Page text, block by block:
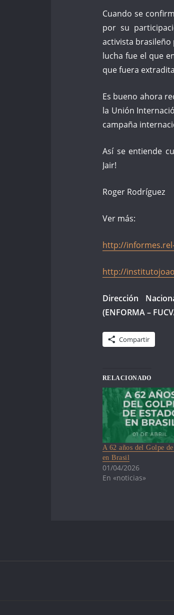
Cuando se
por su
activista brasileño
lucha fue el que
que fuera
Es bueno ahora
la Unión
campaña
Así se entiende
Jair!
Roger Rodríguez
Ver más:
http://
http://
Dirección
(ENFORMA –
Compartir
RELACIONADO
A 62 años del Golpe
en Brasil
01/04/2026
En «noticias»